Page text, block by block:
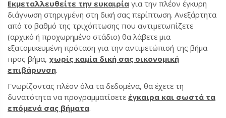
Εκμεταλλευθείτε την ευκαιρία για την πλέον έγκυρη
διάγνωση στηριγμένη στη δική σας περίπτωση. Ανεξάρτητα
από το βαθμό της τριχόπτωσης που αντιμετωπίζετε
(αρχικό ή προχωρημένο στάδιο) θα λάβετε μια
εξατομικευμένη πρόταση για την αντιμετώπισή της βήμα
προς βήμα, χωρίς καμία δική σας οικονομική
επιβάρυνση.
Γνωρίζοντας πλέον όλα τα δεδομένα, θα έχετε τη
δυνατότητα να προγραμματίσετε έγκαιρα και σωστά τα
επόμενά σας βήματα.